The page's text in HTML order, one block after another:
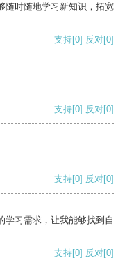
随时随地学习新知识，拓宽
支持[0] 反对[0]
支持[0] 反对[0]
支持[0] 反对[0]
学习需求，让我能够找到自
支持[0] 反对[0]